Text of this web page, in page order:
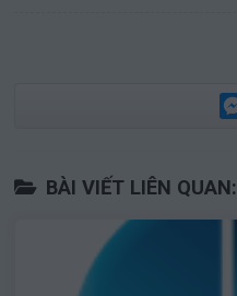
BÀI VIẾT LIÊN QUAN: